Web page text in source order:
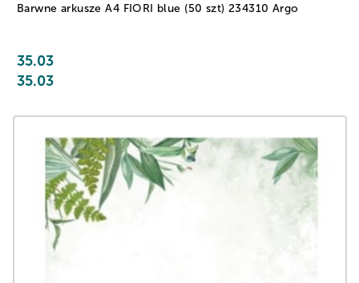
Barwne arkusze A4 FIORI blue (50 szt) 234310 Argo
35.03
35.03